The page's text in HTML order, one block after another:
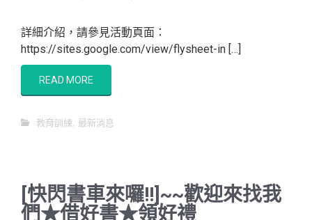
詳細介紹，請參見活動頁面：
https://sites.google.com/view/flysheet-in […]
READ MORE
教育訓練, 最新消息
[快閃書車來囉!!]~~歡迎來找我
們★借好書★領好禮